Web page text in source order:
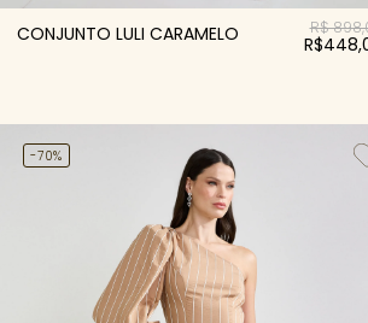
CONJUNTO LULI CARAMELO R$
-70%